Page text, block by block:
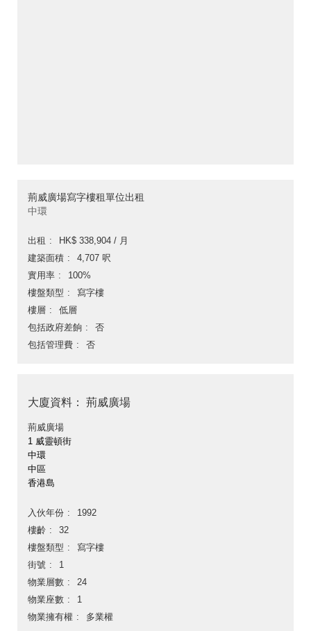
荊威廣場寫字樓租單位出租
中環
出租
HK$ 338,904 / 月
建築面積
4,707 呎
實用率
100%
樓盤類型
寫字樓
樓層
低層
包括政府差餉
否
包括管理費
否
大廈資料： 荊威廣場
荊威廣場
1 威靈頓街
中環
中區
香港島
入伙年份
1992
樓齡
32
樓盤類型
寫字樓
街號
1
物業層數
24
物業座數
1
物業擁有權
多業權